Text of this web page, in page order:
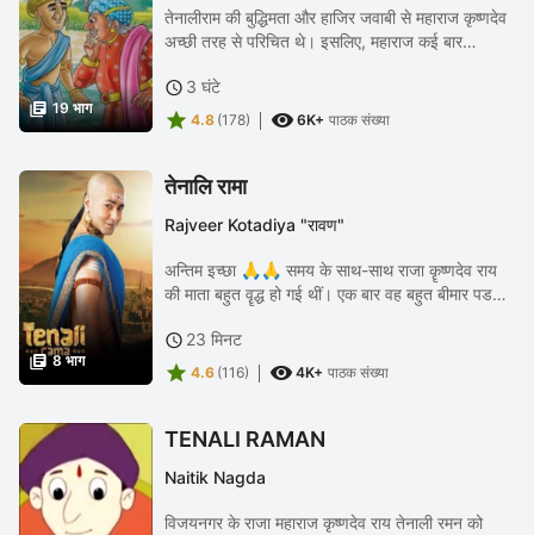
 19 भाग
तेनालीराम की बुद्धिमता और हाजिर जवाबी से महाराज कृष्णदेव
अच्छी तरह से परिचित थे। इसलिए, महाराज कई बार
 3 घंटे
 4.8 (178)  6K+ पाठक संख्या
 8 भाग
तेनालि रामा
Rajveer Kotadiya "रावण"
अन्तिम इच्छा 🙏🙏 समय के साथ-साथ राजा कॄष्णदेव राय
की माता बहुत वॄद्ध हो गई थीं। एक बार वह बहुत बीमार पड
बहुत था, इसलिए जीवन के अन्तिम...
 23 मिनट
 4.6 (116)  4K+ पाठक संख्या
TENALI RAMAN
Naitik Nagda
विजयनगर के राजा महाराज कृष्णदेव राय तेनाली रमन को